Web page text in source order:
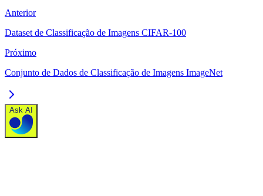
Anterior
Dataset de Classificação de Imagens CIFAR-100
Próximo
Conjunto de Dados de Classificação de Imagens ImageNet
Ask AI